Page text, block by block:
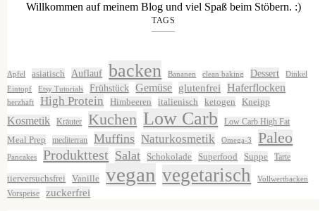
Willkommen auf meinem Blog und viel Spaß beim Stöbern. :)
TAGS
Apfel asiatisch Auflauf backen Bananen clean baking Dessert
Dinkel
Eintopf
Etsy Tutorials Frühstück Gemüse glutenfrei Haferflocken
herzhaft High Protein Himbeeren italienisch ketogen Kneipp
Kosmetik Kräuter Kuchen Low Carb Low Carb High Fat
Meal Prep mediterran Muffins Naturkosmetik Omega-3 Paleo
Pancakes Produkttest Salat Schokolade Superfood Suppe Tarte
tierversuchsfrei Vanille vegan vegetarisch Vollwertbacken
Vorspeise zuckerfrei